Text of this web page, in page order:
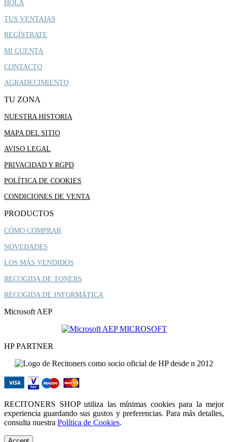
HOLA
TUS VENTAJAS
REGÍSTRATE
MI CUENTA
CONTACTO
AGRADECIMIENTO
TU ZONA
NUESTRA HISTORIA
MAPA DEL SITIO
AVISO LEGAL
PRIVACIDAD Y RGPD
POLÍTICA DE COOKIES
CONDICIONES DE VENTA
PRODUCTOS
CÓMO COMPRAR
NOVEDADES
LOS MÁS VENDIDOS
RECOGIDA DE TONERS
RECOGIDA DE INFORMÁTICA
Microsoft AEP
HP PARTNER
RECITONERS SHOP utiliza las mínimas cookies para la mejor
experiencia guardando sus gustos y preferencias. Para más detalles,
consulta nuestra Política de Cookies.